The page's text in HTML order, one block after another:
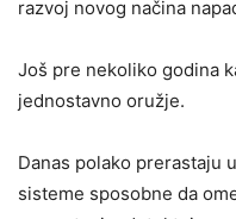
razvoj novog načina
Još pre nekoliko godina
jednostavno oružje.
Danas polako prerastaju
sisteme sposobne da